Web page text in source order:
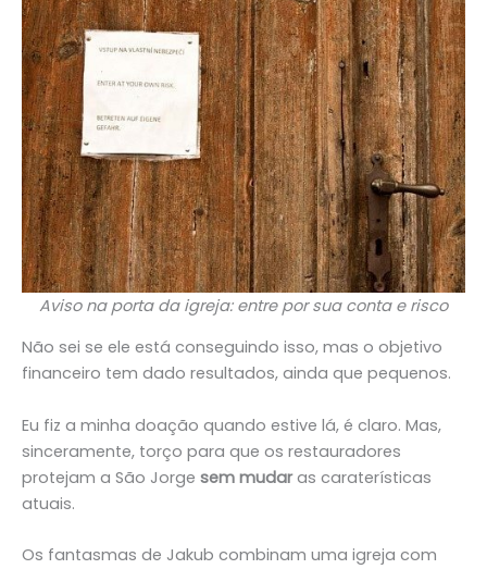
Aviso na porta da igreja: entre por sua conta e risco
Não sei se ele está conseguindo isso, mas o objetivo
financeiro tem dado resultados, ainda que pequenos.
Eu fiz a minha doação quando estive lá, é claro. Mas,
sinceramente, torço para que os restauradores
protejam a São Jorge sem mudaras caraterísticas
atuais.
Os fantasmas de Jakub combinam uma igreja com